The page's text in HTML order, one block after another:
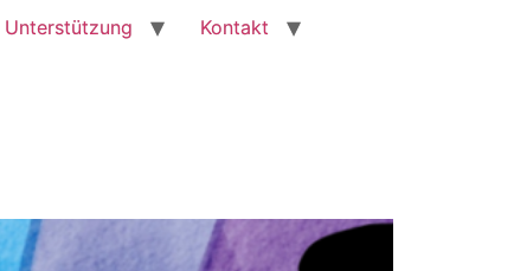
Unterstützung Kontakt